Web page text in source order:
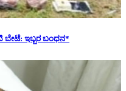
ಬೇಟೆ: ಇಬ್ಬರ ಬಂಧನ*